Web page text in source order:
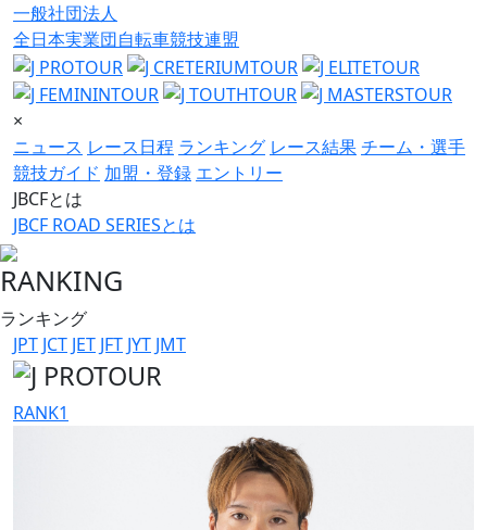
一般社団法人
全日本実業団自転車競技連盟
×
ニュース レース日程 ランキング レース結果チーム・選手
競技ガイド 加盟・登録 エントリー
JBCFとは
JBCF ROAD SERIESとは
RANKING
ランキング
JPT JCT JET JFT JYT JMT
RANK1